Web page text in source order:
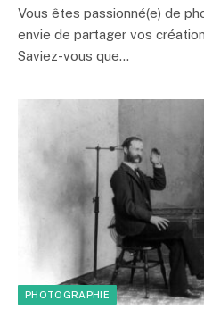
Vous êtes passionné(e) de
envie de partager vos
Saviez-vous que…
PHOTOGRAPHIE